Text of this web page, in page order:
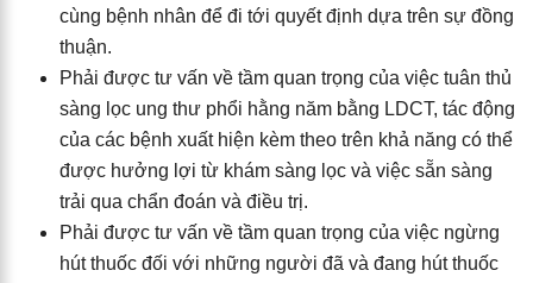
cùng bệnh nhân để đi tới quyết định dựa trên sự đồng
thuận.
Phải được tư vấn về tầm quan trọng của việc tuân thủ
sàng lọc ung thư phổi hằng năm bằng LDCT, tác động
của các bệnh xuất hiện kèm theo trên khả năng có thể
được hưởng lợi từ khám sàng lọc và việc sẵn sàng
trải qua chẩn đoán và điều trị.
Phải được tư vấn về tầm quan trọng của việc ngừng
hút thuốc đối với những người đã và đang hút thuốc